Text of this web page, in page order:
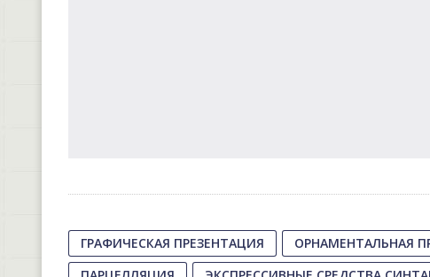
ГРАФИЧЕСКАЯ ПРЕЗЕНТАЦИЯ ОРНАМЕНТАЛЬНАЯ